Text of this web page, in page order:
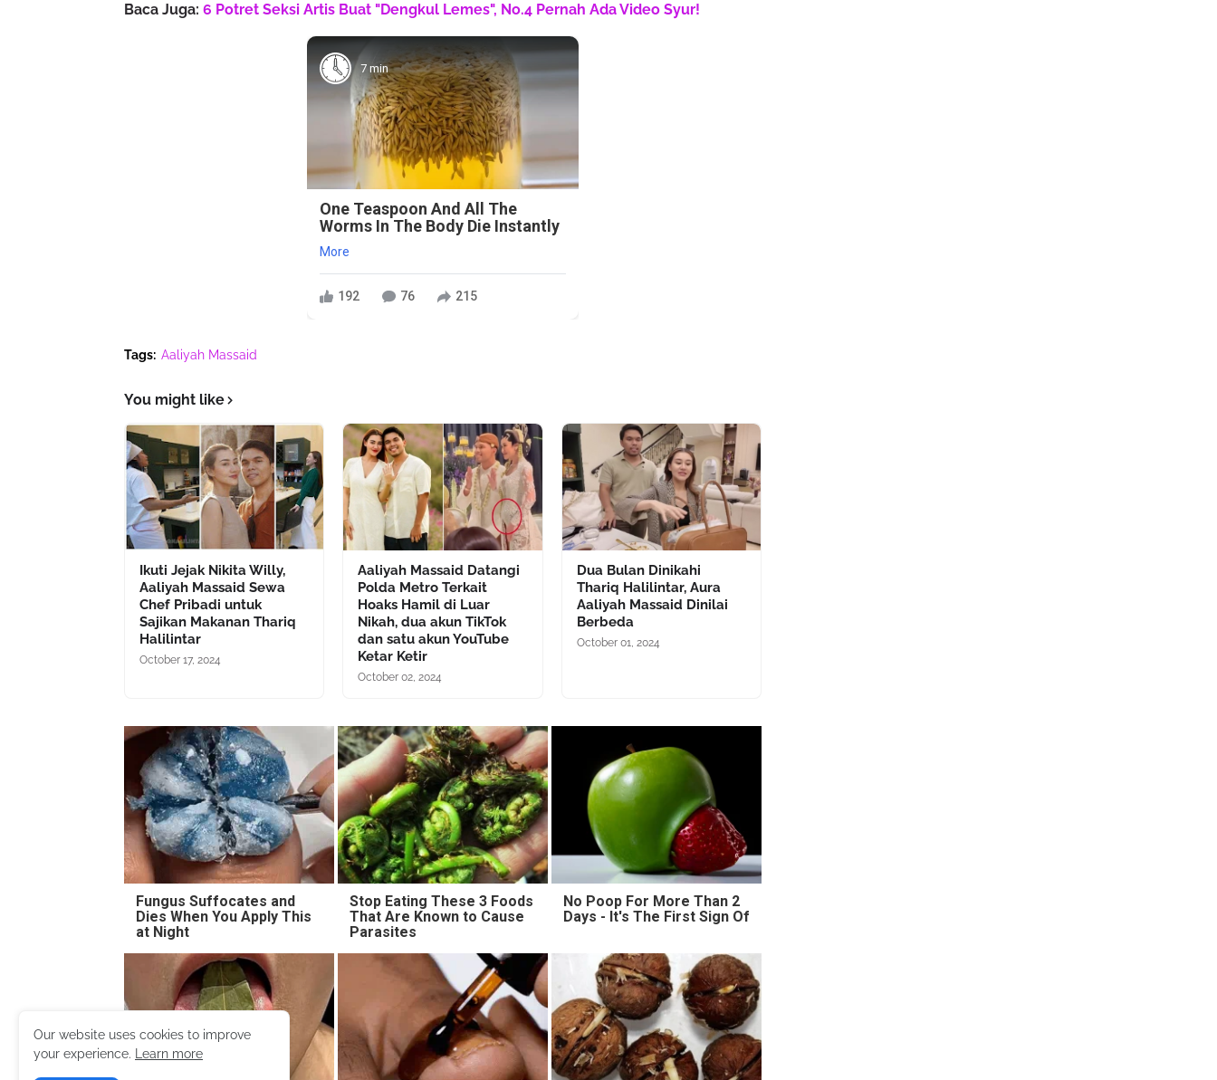
Baca Juga: 6 Potret Seksi Artis Buat "Dengkul Lemes", No.4 Pernah Ada Video Syur!
7 min
One Teaspoon And All The
Worms In The Body Die Instantly
More
192 76 215
Tags: Aaliyah Massaid
You might like
Ikuti Jejak Nikita Willy,
Aaliyah Massaid Sewa
Chef Pribadi untuk
Sajikan Makanan Thariq
Halilintar
October 17, 2024
Aaliyah Massaid Datangi
Polda Metro Terkait
Hoaks Hamil di Luar
Nikah, dua akun TikTok
dan satu akun YouTube
Ketar Ketir
October 02, 2024
Dua Bulan Dinikahi
Thariq Halilintar, Aura
Aaliyah Massaid Dinilai
Berbeda
October 01, 2024
Fungus Suffocates and
Dies When You Apply This
at Night
Stop Eating These 3 Foods
That Are Known to Cause
Parasites
No Poop For More Than 2
Days - It's The First Sign Of
Our website uses cookies to improve
your experience.
Learn more